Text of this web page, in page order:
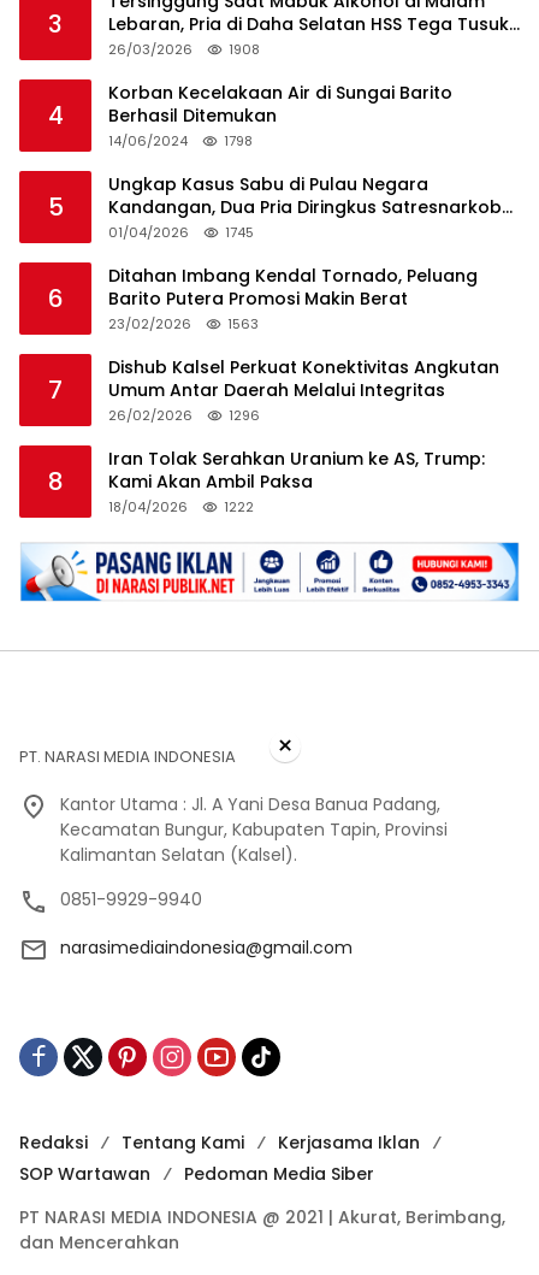
3
Lebaran, Pria di Daha Selatan HSS Tega Tusuk
Teman Sendiri
26/03/2026 1908
4
Korban Kecelakaan Air di Sungai Barito
Berhasil Ditemukan
14/06/2024 1798
5
Ungkap Kasus Sabu di Pulau Negara
Kandangan, Dua Pria Diringkus Satresnarkoba
HSS
01/04/2026 1745
6
Ditahan Imbang Kendal Tornado, Peluang
Barito Putera Promosi Makin Berat
23/02/2026 1563
7
Dishub Kalsel Perkuat Konektivitas Angkutan
Umum Antar Daerah Melalui Integritas
26/02/2026 1296
8
Iran Tolak Serahkan Uranium ke AS, Trump:
Kami Akan Ambil Paksa
18/04/2026 1222
PT. NARASI MEDIA INDONESIA
Kantor Utama : Jl. A Yani Desa Banua Padang,
Kecamatan Bungur, Kabupaten Tapin, Provinsi
Kalimantan Selatan (Kalsel).
0851-9929-9940
narasimediaindonesia@gmail.com
Redaksi Tentang Kami
Kerjasama Iklan
SOP Wartawan
Pedoman Media Siber
PT NARASI MEDIA INDONESIA @ 2021 | Akurat, Berimbang,
dan Mencerahkan
×